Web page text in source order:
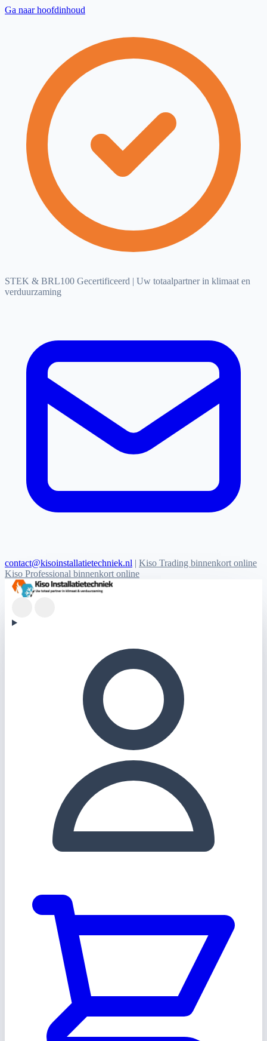
Ga naar hoofdinhoud
STEK & BRL100 Gecertificeerd | Uw totaalpartner in klimaat en
verduurzaming
contact@kisoinstallatietechniek.nl | Kiso Trading binnenkort online
Kiso Professional binnenkort online